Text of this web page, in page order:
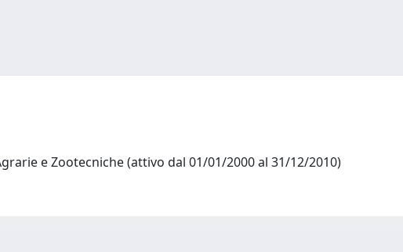
e Zootecniche (attivo dal 01/01/2000 al 31/12/2010)